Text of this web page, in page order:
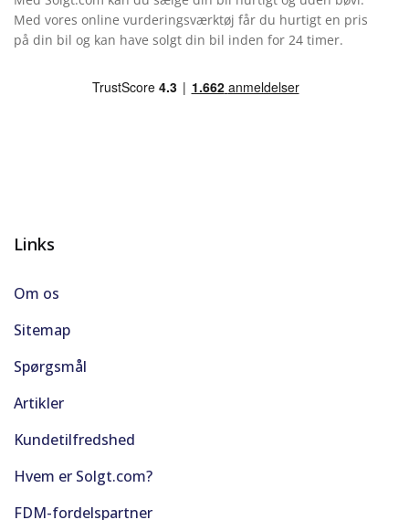
Med vores online vurderingsværktøj får du hurtigt en pris
på din bil og kan have solgt din bil inden for 24 timer.
Links
Om os
Sitemap
Spørgsmål
Artikler
Kundetilfredshed
Hvem er Solgt.com?
FDM-fordelspartner